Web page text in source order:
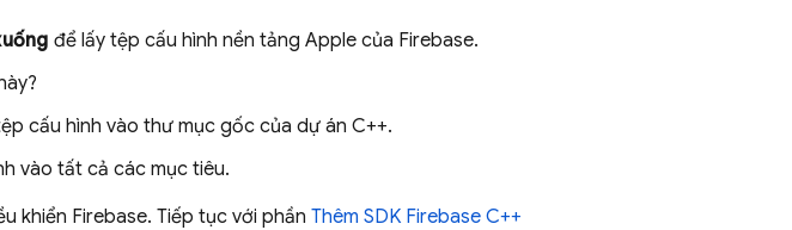
để lấy tệp cấu hình nền tảng Apple của Firebase.
cấu hình vào thư mục gốc của dự án C++.
vào tất cả các mục tiêu.
khiển Firebase. Tiếp tục với phần Thêm SDK Firebase C++